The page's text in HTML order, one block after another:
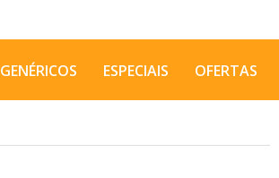
GENÉRICOS ESPECIAIS OFERTAS